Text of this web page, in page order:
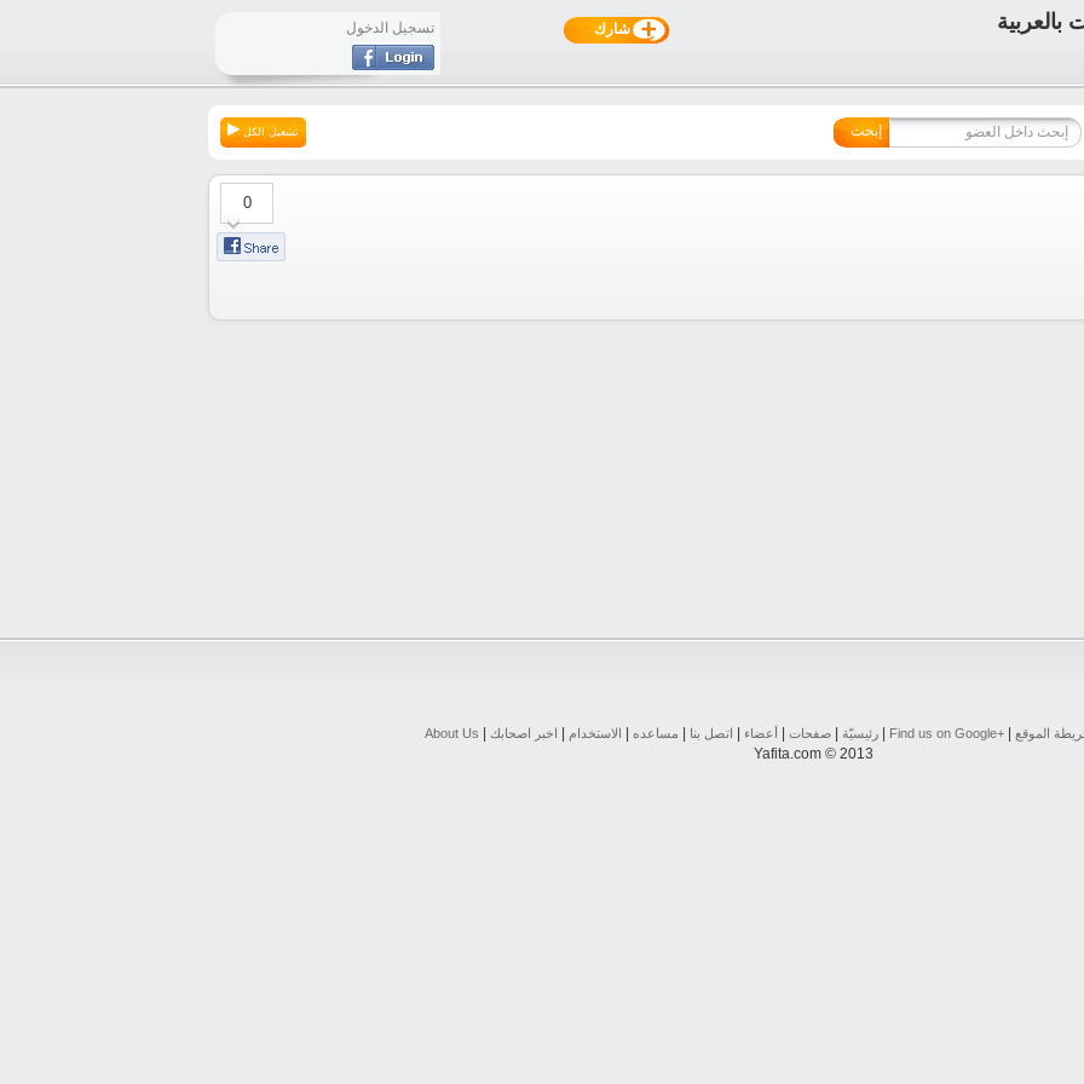
شارك تسجيل الدخول
تشغيل الكل إبحث
0
الموقع Find us on ‪Google+‬‏ رئيسيّة صفحات أعضاء اتصل بنا مساعده الاستخدام اخبر اصحابك About Us
Yafita.com © 2013